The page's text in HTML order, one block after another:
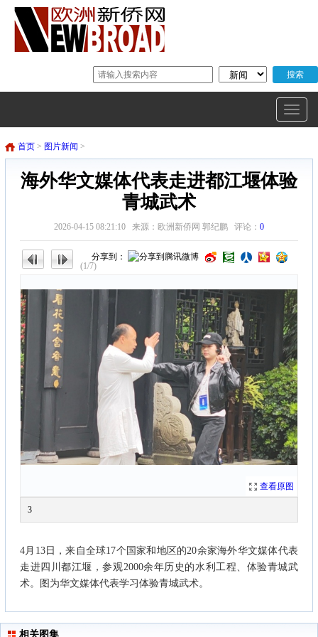
首页 > 图片新闻 >
海外华文媒体代表走进都江堰体验
青城武术
2026-04-15 08:21:10 来源：欧洲新侨网 郭纪鹏 评论： 0
(1/7)
分享到：
查看原图
3
4月13日，来自全球17个国家和地区的20余家海外华文媒体代表
走进四川都江堰，参观2000余年历史的水利工程、体验青城武
术。图为华文媒体代表学习体验青城武术。
相关图集